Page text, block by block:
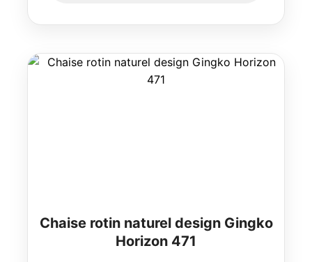
Chaise rotin naturel design Gingko
Horizon 471